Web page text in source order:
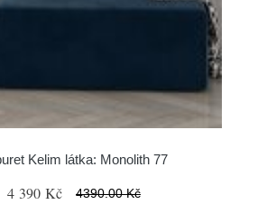
Kelim látka: Monolith 77
4 390 Kč 4390.00 Kč